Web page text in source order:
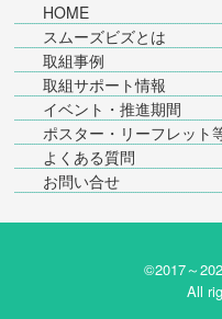
HOME
スムーズビズとは
取組事例
取組サポート情報
イベント・推進期間
ポスター・リーフレット
よくある質問
お問い合せ
©2017～
All